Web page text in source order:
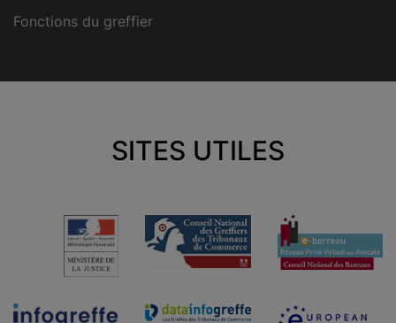
Fonctions du greffier
SITES UTILES